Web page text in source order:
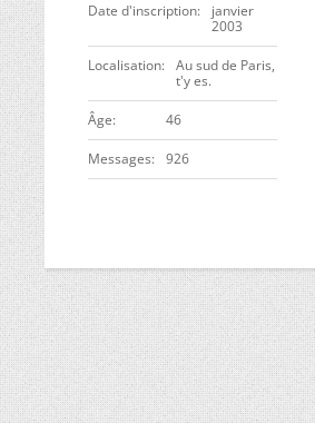
Date d'inscription
janvier
2003
Localisation
Au sud de Paris,
t'y es.
ge 46
Messages 926